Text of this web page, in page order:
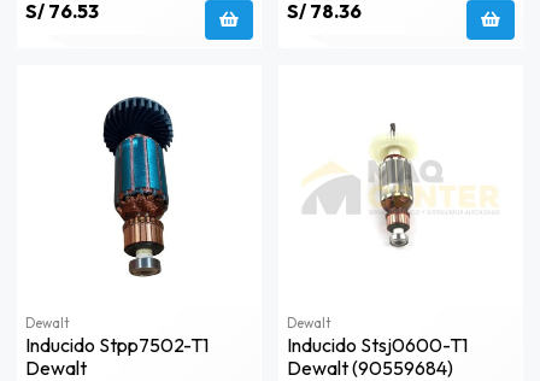
S/ 76.53
S/ 78.36
Dewalt
Inducido Stpp7502-T1
Dewalt
Dewalt
Inducido Stsj0600-T1
Dewalt (90559684)